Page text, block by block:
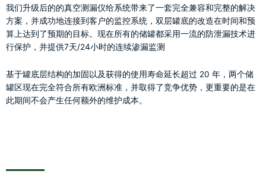
我们升级后的的真空测漏仪给系统带来了一套完全兼容和完整的解决
方案，并成功地连接到客户的监控系统，双层罐底的改造在时间和预
算上达到了预期的目标。现在所有的储罐都采用一流的防泄漏技术进
行保护，并提供7天/24小时的连续渗漏监测
基于罐底层结构的加固以及获得的使用寿命延长超过 20 年，两个储
罐区现在完全符合所有欧洲标准，并取得了竞争优势，更重要的是在
此期间不会产生任何额外的维护成本。